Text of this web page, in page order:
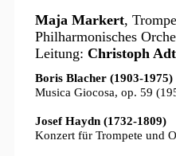
Maja Markert,
Philharmonisches
Leitung: Christoph Adt
Boris Blacher (1903-1975)
Musica Giocosa, op. 59
Josef Haydn (1732-1809)
Konzert für Trompete und